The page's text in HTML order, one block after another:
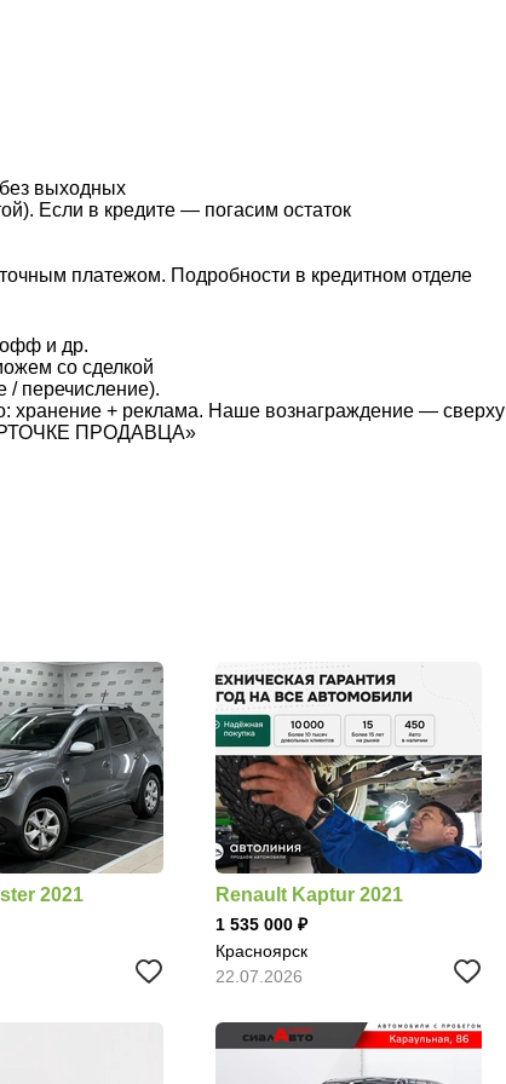
выходных
Если в кредите — погасим остаток
платежом. Подробности в кредитном отделе
и др.
со сделкой
перечисление).
+ реклама. Наше вознаграждение — сверху
ПРОДАВЦА»
2021 Renault Kaptur 2021
1 535 000
Красноярск
22.07.2026